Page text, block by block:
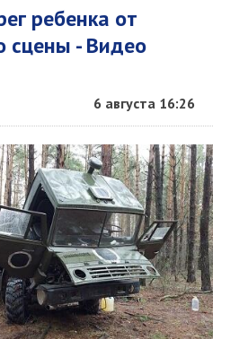
ребенка от
сцены - Видео
6 августа 16:26